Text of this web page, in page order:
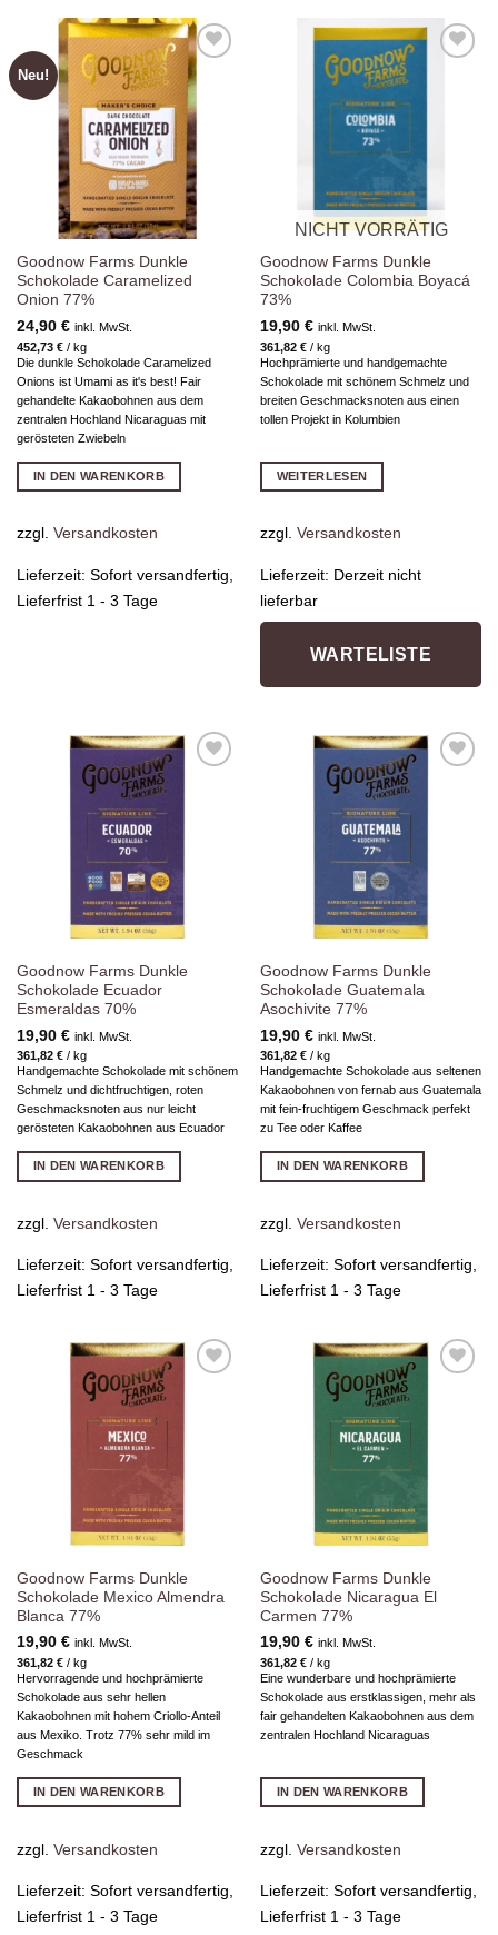
Neu!
Zur
Wunschliste
hinzufügen
Goodnow Farms Dunkle
Schokolade Caramelized
Onion 77%
24,90 € inkl. MwSt.
452,73 €/ kg
Die dunkle Schokolade Caramelized
Onions ist Umami as it's best! Fair
gehandelte Kakaobohnen aus dem
zentralen Hochland Nicaraguas mit
gerösteten Zwiebeln
IN DEN WARENKORB
zzgl. Versandkosten
Lieferzeit: Sofort versandfertig,
Lieferfrist 1 - 3 Tage
Wunschliste
hinzufügen
NICHT VORRÄTIG
Goodnow Farms Dunkle
Schokolade Colombia Boyacá
73%
19,90 € inkl. MwSt.
361,82 €/ kg
Hochprämierte und handgemachte
Schokolade mit schönem Schmelz und
breiten Geschmacksnoten aus einen
tollen Projekt in Kolumbien
WEITERLESEN
zzgl. Versandkosten
Lieferzeit: Derzeit nicht
lieferbar
WARTELISTE
Wunschliste
hinzufügen
Goodnow Farms Dunkle
Schokolade Ecuador
Esmeraldas 70%
19,90 € inkl. MwSt.
361,82 €/ kg
Handgemachte Schokolade mit schönem
Schmelz und dichtfruchtigen, roten
Geschmacksnoten aus nur leicht
gerösteten Kakaobohnen aus Ecuador
IN DEN WARENKORB
zzgl. Versandkosten
Lieferzeit: Sofort versandfertig,
Lieferfrist 1 - 3 Tage
Wunschliste
hinzufügen
Goodnow Farms Dunkle
Schokolade Guatemala
Asochivite 77%
19,90 € inkl. MwSt.
361,82 €/ kg
Handgemachte Schokolade aus seltenen
Kakaobohnen von fernab aus Guatemala
mit fein-fruchtigem Geschmack perfekt
zu Tee oder Kaffee
IN DEN WARENKORB
zzgl. Versandkosten
Lieferzeit: Sofort versandfertig,
Lieferfrist 1 - 3 Tage
Wunschliste
hinzufügen
Goodnow Farms Dunkle
Schokolade Mexico Almendra
Blanca 77%
19,90 € inkl. MwSt.
361,82 €/ kg
Hervorragende und hochprämierte
Schokolade aus sehr hellen
Kakaobohnen mit hohem Criollo-Anteil
aus Mexiko. Trotz 77% sehr mild im
Geschmack
IN DEN WARENKORB
zzgl. Versandkosten
Lieferzeit: Sofort versandfertig,
Lieferfrist 1 - 3 Tage
Wunschliste
hinzufügen
Goodnow Farms Dunkle
Schokolade Nicaragua El
Carmen 77%
19,90 € inkl. MwSt.
361,82 €/ kg
Eine wunderbare und hochprämierte
Schokolade aus erstklassigen, mehr als
fair gehandelten Kakaobohnen aus dem
zentralen Hochland Nicaraguas
IN DEN WARENKORB
zzgl. Versandkosten
Lieferzeit: Sofort versandfertig,
Lieferfrist 1 - 3 Tage